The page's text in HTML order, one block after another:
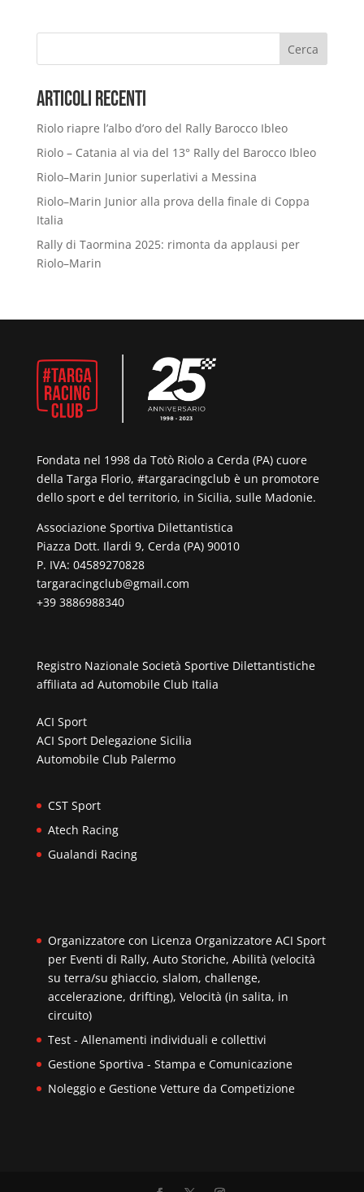
Cerca
Articoli Recenti
Riolo riapre l’albo d’oro del Rally Barocco Ibleo
Riolo – Catania al via del 13° Rally del Barocco Ibleo
Riolo–Marin Junior superlativi a Messina
Riolo–Marin Junior alla prova della finale di Coppa
Italia
Rally di Taormina 2025: rimonta da applausi per
Riolo–Marin
Fondata nel 1998 da Totò Riolo a Cerda (PA) cuore
della Targa Florio, #targaracingclub è un promotore
dello sport e del territorio, in Sicilia, sulle Madonie.
Associazione Sportiva Dilettantistica
Piazza Dott. Ilardi 9, Cerda (PA) 90010
P. IVA: 04589270828
targaracingclub@gmail.com
+39 3886988340
Registro Nazionale Società Sportive Dilettantistiche
affiliata ad Automobile Club Italia
ACI Sport
ACI Sport Delegazione Sicilia
Automobile Club Palermo
CST Sport
Atech Racing
Gualandi Racing
Organizzatore con Licenza Organizzatore ACI Sport
per Eventi di Rally, Auto Storiche, Abilità (velocità
su terra/su ghiaccio, slalom, challenge,
accelerazione, drifting), Velocità (in salita, in
circuito)
Test - Allenamenti individuali e collettivi
Gestione Sportiva - Stampa e Comunicazione
Noleggio e Gestione Vetture da Competizione